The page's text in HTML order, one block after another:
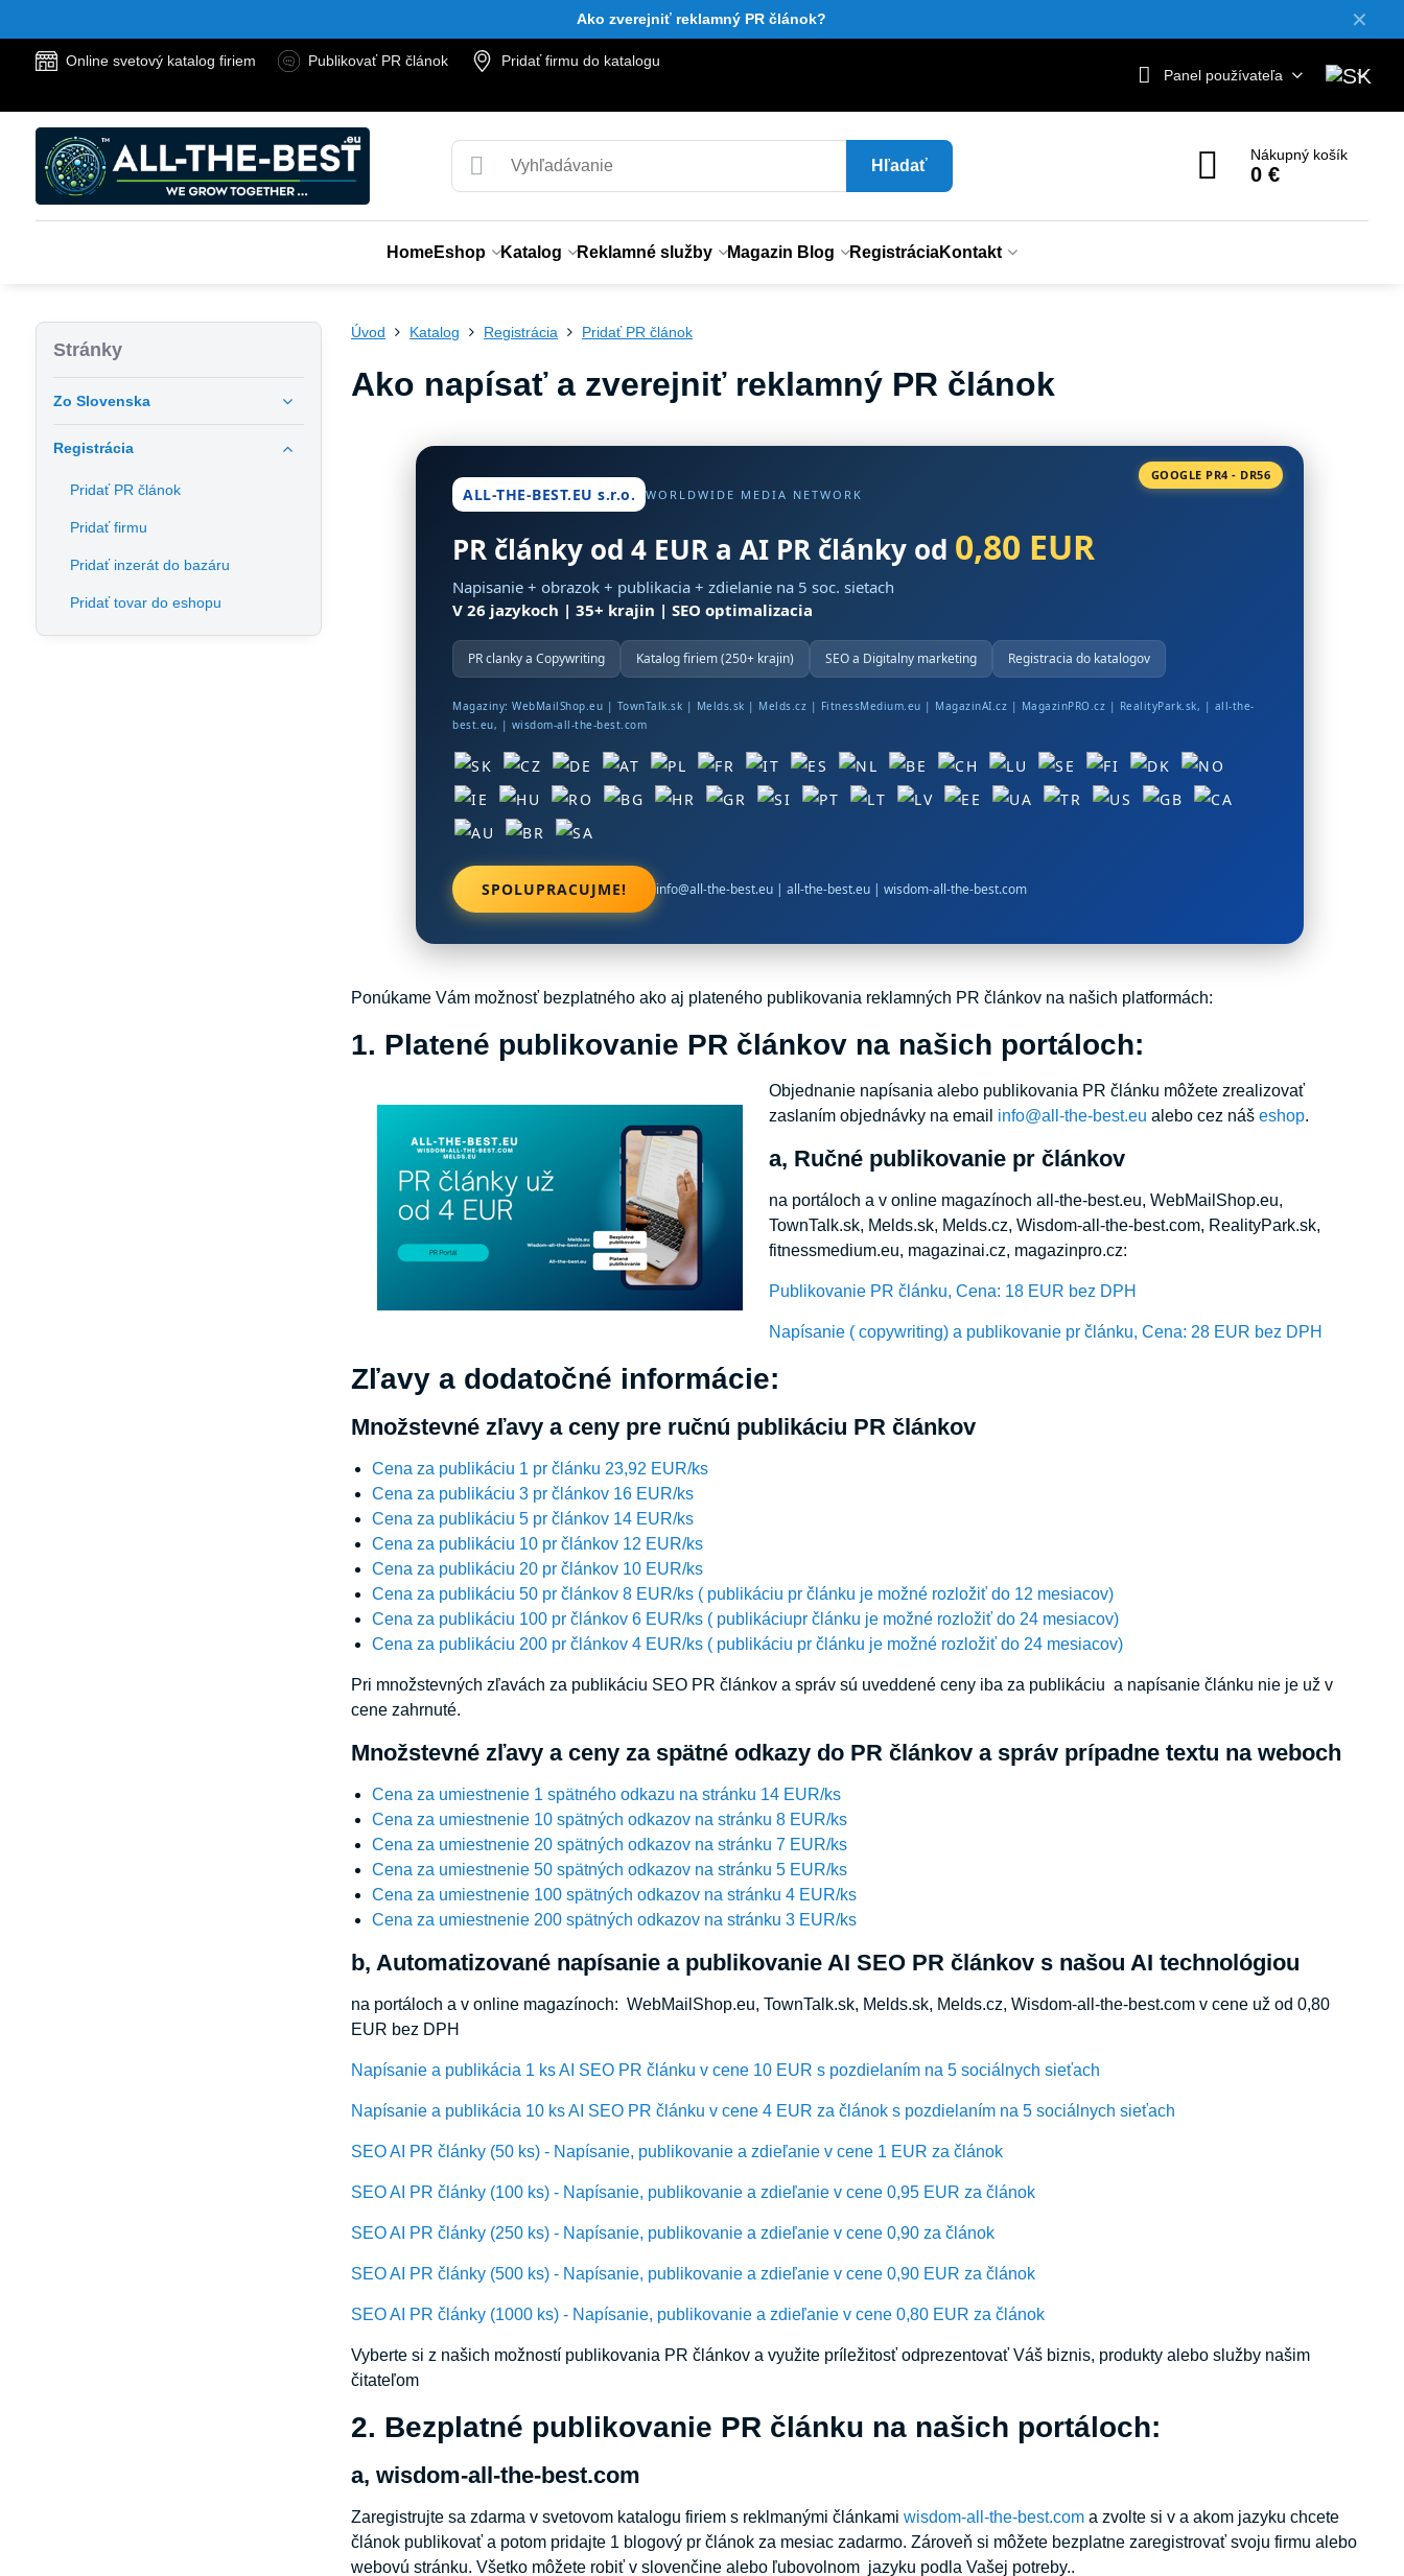
✕
Ako zverejniť reklamný PR článok?
Online svetový katalog firiem Publikovať PR článok
Pridať firmu do katalogu
Panel používateľa
Hľadať
Nákupný košík
0 €
HomeEshop Katalog Reklamné služby Magazin Blog RegistráciaKontakt
Úvod Katalog Registrácia Pridať PR článok
Ako napísať a zverejniť reklamný PR článok
GOOGLE PR4 - DR56
ALL-THE-BEST.EU s.r.o. WORLDWIDE MEDIA NETWORK
PR články od 4 EUR a AI PR články od 0,80 EUR
Napisanie + obrazok + publikacia + zdielanie na 5 soc. sietach
V 26 jazykoch | 35+ krajin | SEO optimalizacia
PR clanky a Copywriting Katalog firiem (250+ krajin) SEO a Digitalny marketing Registracia do katalogov
Magaziny:WebMailShop.eu | TownTalk.sk | Melds.sk | Melds.cz | FitnessMedium.eu | MagazinAI.cz | MagazinPRO.cz | RealityPark.sk, | all-the-
best.eu, | wisdom-all-the-best.com
SPOLUPRACUJME! info@all-the-best.eu |all-the-best.eu |wisdom-all-the-best.com
Ponúkame Vám možnosť bezplatného ako aj plateného publikovania reklamných PR článkov na našich platformách:
1. Platené publikovanie PR článkov na našich portáloch:
Objednanie napísania alebo publikovania PR článku môžete zrealizovať
zaslaním objednávky na email info@all-the-best.eu alebo cez nášeshop.
a, Ručné publikovanie pr článkov
na portáloch a v online magazínoch all-the-best.eu, WebMailShop.eu,
TownTalk.sk, Melds.sk, Melds.cz, Wisdom-all-the-best.com, RealityPark.sk,
fitnessmedium.eu, magazinai.cz, magazinpro.cz:
Publikovanie PR článku, Cena: 18 EUR bez DPH
Napísanie ( copywriting) a publikovanie pr článku, Cena: 28 EUR bez DPH
Zľavy a dodatočné informácie:
Množstevné zľavy a ceny pre ručnú publikáciu PR článkov
Cena za publikáciu 1 pr článku 23,92 EUR/ks
Cena za publikáciu 3 pr článkov 16 EUR/ks
Cena za publikáciu 5 pr článkov 14 EUR/ks
Cena za publikáciu 10 pr článkov 12 EUR/ks
Cena za publikáciu 20 pr článkov 10 EUR/ks
Cena za publikáciu 50 pr článkov 8 EUR/ks ( publikáciu pr článku je možné rozložiť do 12 mesiacov)
Cena za publikáciu 100 pr článkov 6 EUR/ks ( publikáciupr článku je možné rozložiť do 24 mesiacov)
Cena za publikáciu 200 pr článkov 4 EUR/ks ( publikáciu pr článku je možné rozložiť do 24 mesiacov)
Pri množstevných zľavách za publikáciu SEO PR článkov a správ sú uveddené ceny iba za publikáciu a napísanie článku nie je už v
cene zahrnuté.
Množstevné zľavy a ceny za spätné odkazy do PR článkov a správ prípadne textu na weboch
Cena za umiestnenie 1 spätného odkazu na stránku 14 EUR/ks
Cena za umiestnenie 10 spätných odkazov na stránku 8 EUR/ks
Cena za umiestnenie 20 spätných odkazov na stránku 7 EUR/ks
Cena za umiestnenie 50 spätných odkazov na stránku 5 EUR/ks
Cena za umiestnenie 100 spätných odkazov na stránku 4 EUR/ks
Cena za umiestnenie 200 spätných odkazov na stránku 3 EUR/ks
b, Automatizované napísanie a publikovanie AI SEO PR článkov s našou AI technológiou
na portáloch a v online magazínoch: WebMailShop.eu, TownTalk.sk, Melds.sk, Melds.cz, Wisdom-all-the-best.com v cene už od 0,80
EUR bez DPH
Napísanie a publikácia 1 ks AI SEO PR článku v cene 10 EUR s pozdielaním na 5 sociálnych sieťach
Napísanie a publikácia 10 ks AI SEO PR článku v cene 4 EUR za článok s pozdielaním na 5 sociálnych sieťach
SEO AI PR články (50 ks) - Napísanie, publikovanie a zdieľanie v cene 1 EUR za článok
SEO AI PR články (100 ks) - Napísanie, publikovanie a zdieľanie v cene 0,95 EUR za článok
SEO AI PR články (250 ks) - Napísanie, publikovanie a zdieľanie v cene 0,90 za článok
SEO AI PR články (500 ks) - Napísanie, publikovanie a zdieľanie v cene 0,90 EUR za článok
SEO AI PR články (1000 ks) - Napísanie, publikovanie a zdieľanie v cene 0,80 EUR za článok
Vyberte si z našich možností publikovania PR článkov a využite príležitosť odprezentovať Váš biznis, produkty alebo služby našim
čitateľom
2. Bezplatné publikovanie PR článku na našich portáloch:
a, wisdom-all-the-best.com
Zaregistrujte sa zdarma v svetovom katalogu firiem s reklmanými článkamiwisdom-all-the-best.com a zvolte si v a akom jazyku chcete
článok publikovať a potom pridajte 1 blogový pr článok za mesiac zadarmo. Zároveň si môžete bezplatne zaregistrovať svoju firmu alebo
webovú stránku. Všetko môžete robiť v slovenčine alebo ľubovolnom jazyku podla Vašej potreby..
Stránky
Zo Slovenska
Registrácia
Pridať PR článok
Pridať firmu
Pridať inzerát do bazáru
Pridať tovar do eshopu